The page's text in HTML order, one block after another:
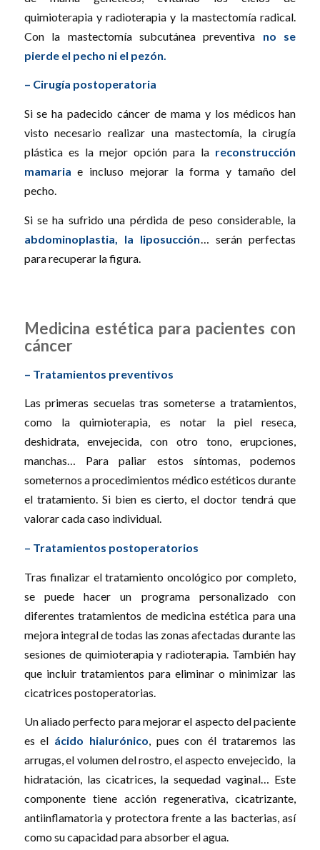
quimioterapia y radioterapia y la mastectomía radical.
Con la mastectomía subcutánea preventiva no se
pierde el pecho ni el pezón.
– Cirugía postoperatoria
Si se ha padecido cáncer de mama y los médicos han
visto necesario realizar una mastectomía, la cirugía
plástica es la mejor opción para la reconstrucción
mamariae incluso mejorar la forma y tamaño del
pecho.
Si se ha sufrido una pérdida de peso considerable, la
abdominoplastia, la liposucción … serán perfectas
para recuperar la figura.
Medicina estética para pacientes con
cáncer
– Tratamientos preventivos
Las primeras secuelas tras someterse a tratamientos,
como la quimioterapia, es notar la piel reseca,
deshidrata, envejecida, con otro tono, erupciones,
manchas… Para paliar estos síntomas, podemos
someternos a procedimientos médico estéticos durante
el tratamiento. Si bien es cierto, el doctor tendrá que
valorar cada caso individual.
– Tratamientos postoperatorios
Tras finalizar el tratamiento oncológico por completo,
se puede hacer un programa personalizado con
diferentes tratamientos de medicina estética para una
mejora integral de todas las zonas afectadas durante las
sesiones de quimioterapia y radioterapia. También hay
que incluir tratamientos para eliminar o minimizar las
cicatrices postoperatorias.
Un aliado perfecto para mejorar el aspecto del paciente
es el ácido hialurónico, pues con él trataremos las
arrugas, el volumen del rostro, el aspecto envejecido, la
hidratación, las cicatrices, la sequedad vaginal… Este
componente tiene acción regenerativa, cicatrizante,
antiinflamatoria y protectora frente a las bacterias, así
como su capacidad para absorber el agua.